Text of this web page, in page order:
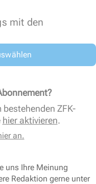
mit den
ZFK-
hier aktivieren.
an.
uns Ihre Meinung
Redaktion gerne unter